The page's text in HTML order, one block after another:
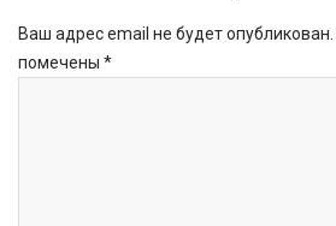
Ваш адрес email не будет опубликован.
помечены *